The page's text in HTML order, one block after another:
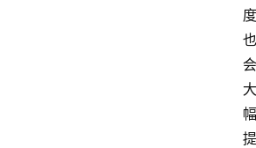
度
也
会
大
幅
提